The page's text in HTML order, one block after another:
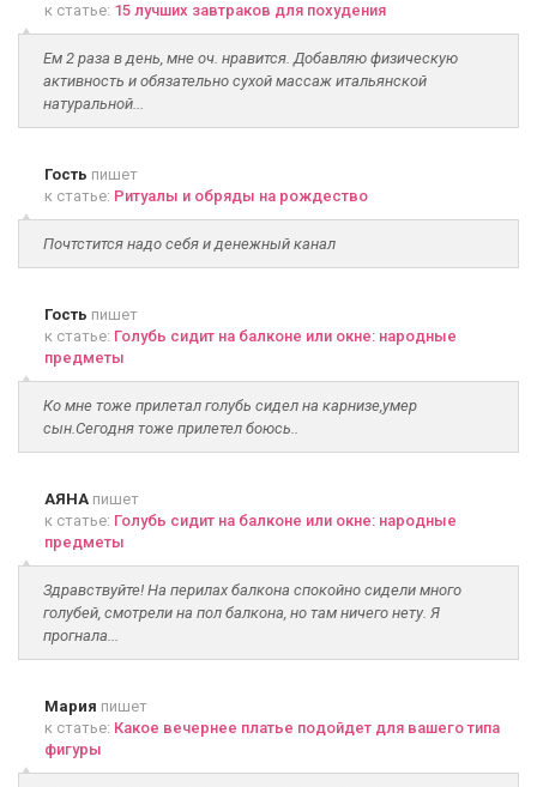
к статье: 15 лучших завтраков для похудения
Ем 2 раза в день, мне оч. нравится. Добавляю физическую
активность и обязательно сухой массаж итальянской
натуральной...
Гость пишет
к статье: Ритуалы и обряды на рождество
Почтстится надо себя и денежный канал
Гость пишет
к статье: Голубь сидит на балконе или окне: народные
предметы
Ко мне тоже прилетал голубь сидел на карнизе,умер
сын.Сегодня тоже прилетел боюсь..
АЯНА пишет
к статье: Голубь сидит на балконе или окне: народные
предметы
Здравствуйте! На перилах балкона спокойно сидели много
голубей, смотрели на пол балкона, но там ничего нету. Я
прогнала...
Мария пишет
к статье: Какое вечернее платье подойдет для вашего типа
фигуры